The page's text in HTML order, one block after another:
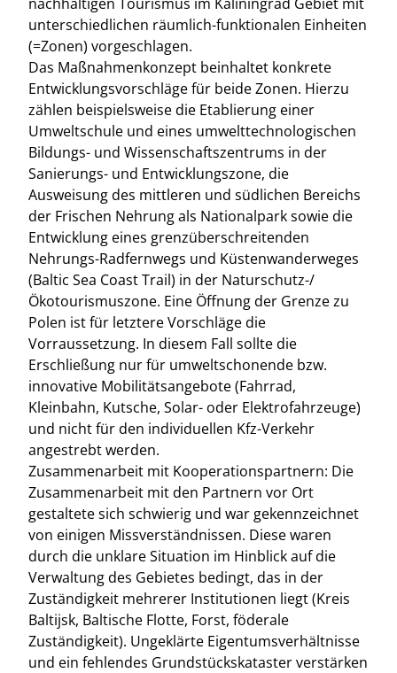
unterschiedlichen räumlich-funktionalen Einheiten
(=Zonen) vorgeschlagen.
Das Maßnahmenkonzept beinhaltet konkrete
Entwicklungsvorschläge für beide Zonen. Hierzu
zählen beispielsweise die Etablierung einer
Umweltschule und eines umwelttechnologischen
Bildungs- und Wissenschaftszentrums in der
Sanierungs- und Entwicklungszone, die
Ausweisung des mittleren und südlichen Bereichs
der Frischen Nehrung als Nationalpark sowie die
Entwicklung eines grenzüberschreitenden
Nehrungs-Radfernwegs und Küstenwanderweges
(Baltic Sea Coast Trail) in der Naturschutz-/
Ökotourismuszone. Eine Öffnung der Grenze zu
Polen ist für letztere Vorschläge die
Vorraussetzung. In diesem Fall sollte die
Erschließung nur für umweltschonende bzw.
innovative Mobilitätsangebote (Fahrrad,
Kleinbahn, Kutsche, Solar- oder Elektrofahrzeuge)
und nicht für den individuellen Kfz-Verkehr
angestrebt werden.
Zusammenarbeit mit Kooperationspartnern: Die
Zusammenarbeit mit den Partnern vor Ort
gestaltete sich schwierig und war gekennzeichnet
von einigen Missverständnissen. Diese waren
durch die unklare Situation im Hinblick auf die
Verwaltung des Gebietes bedingt, das in der
Zuständigkeit mehrerer Institutionen liegt (Kreis
Baltijsk, Baltische Flotte, Forst, föderale
Zuständigkeit). Ungeklärte Eigentumsverhältnisse
und ein fehlendes Grundstückskataster verstärken